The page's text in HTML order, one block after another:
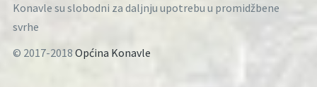
Konavle su slobodni za daljnju upotrebu u promidžbene
svrhe
© 2017-2018 Općina Konavle